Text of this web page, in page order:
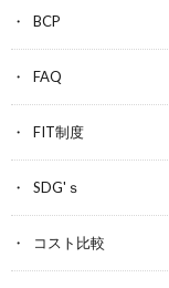
BCP
FAQ
FIT制度
SDG'ｓ
コスト比較